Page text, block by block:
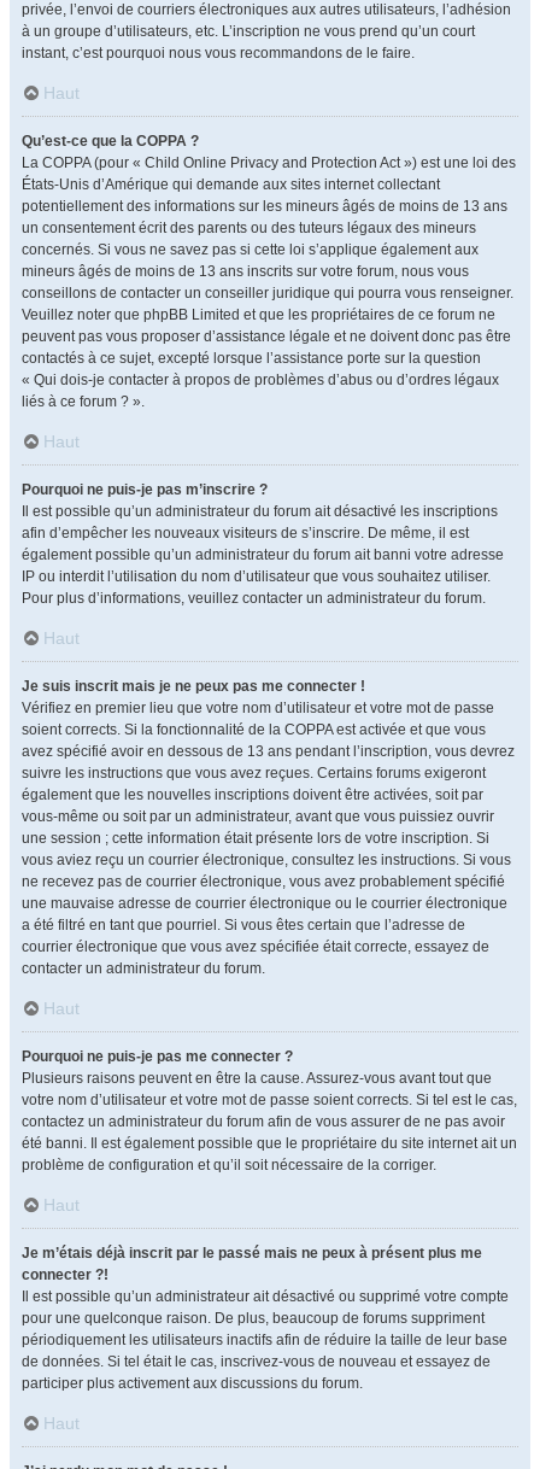
privée, l’envoi de courriers électroniques aux autres utilisateurs, l’adhésion
à un groupe d’utilisateurs, etc. L’inscription ne vous prend qu’un court
instant, c’est pourquoi nous vous recommandons de le faire.
Haut
Qu’est-ce que la COPPA ?
La COPPA (pour « Child Online Privacy and Protection Act ») est une loi des
États-Unis d’Amérique qui demande aux sites internet collectant
potentiellement des informations sur les mineurs âgés de moins de 13 ans
un consentement écrit des parents ou des tuteurs légaux des mineurs
concernés. Si vous ne savez pas si cette loi s’applique également aux
mineurs âgés de moins de 13 ans inscrits sur votre forum, nous vous
conseillons de contacter un conseiller juridique qui pourra vous renseigner.
Veuillez noter que phpBB Limited et que les propriétaires de ce forum ne
peuvent pas vous proposer d’assistance légale et ne doivent donc pas être
contactés à ce sujet, excepté lorsque l’assistance porte sur la question
« Qui dois-je contacter à propos de problèmes d’abus ou d’ordres légaux
liés à ce forum ? ».
Haut
Pourquoi ne puis-je pas m’inscrire ?
Il est possible qu’un administrateur du forum ait désactivé les inscriptions
afin d’empêcher les nouveaux visiteurs de s’inscrire. De même, il est
également possible qu’un administrateur du forum ait banni votre adresse
IP ou interdit l’utilisation du nom d’utilisateur que vous souhaitez utiliser.
Pour plus d’informations, veuillez contacter un administrateur du forum.
Haut
Je suis inscrit mais je ne peux pas me connecter !
Vérifiez en premier lieu que votre nom d’utilisateur et votre mot de passe
soient corrects. Si la fonctionnalité de la COPPA est activée et que vous
avez spécifié avoir en dessous de 13 ans pendant l’inscription, vous devrez
suivre les instructions que vous avez reçues. Certains forums exigeront
également que les nouvelles inscriptions doivent être activées, soit par
vous-même ou soit par un administrateur, avant que vous puissiez ouvrir
une session ; cette information était présente lors de votre inscription. Si
vous aviez reçu un courrier électronique, consultez les instructions. Si vous
ne recevez pas de courrier électronique, vous avez probablement spécifié
une mauvaise adresse de courrier électronique ou le courrier électronique
a été filtré en tant que pourriel. Si vous êtes certain que l’adresse de
courrier électronique que vous avez spécifiée était correcte, essayez de
contacter un administrateur du forum.
Haut
Pourquoi ne puis-je pas me connecter ?
Plusieurs raisons peuvent en être la cause. Assurez-vous avant tout que
votre nom d’utilisateur et votre mot de passe soient corrects. Si tel est le cas,
contactez un administrateur du forum afin de vous assurer de ne pas avoir
été banni. Il est également possible que le propriétaire du site internet ait un
problème de configuration et qu’il soit nécessaire de la corriger.
Haut
Je m’étais déjà inscrit par le passé mais ne peux à présent plus me
connecter ?!
Il est possible qu’un administrateur ait désactivé ou supprimé votre compte
pour une quelconque raison. De plus, beaucoup de forums suppriment
périodiquement les utilisateurs inactifs afin de réduire la taille de leur base
de données. Si tel était le cas, inscrivez-vous de nouveau et essayez de
participer plus activement aux discussions du forum.
Haut